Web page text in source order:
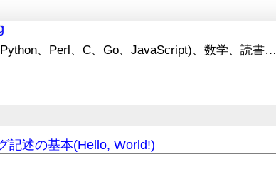
、Perl、C、Go、JavaScript)、数学、読書…
記述の基本(Hello, World!)